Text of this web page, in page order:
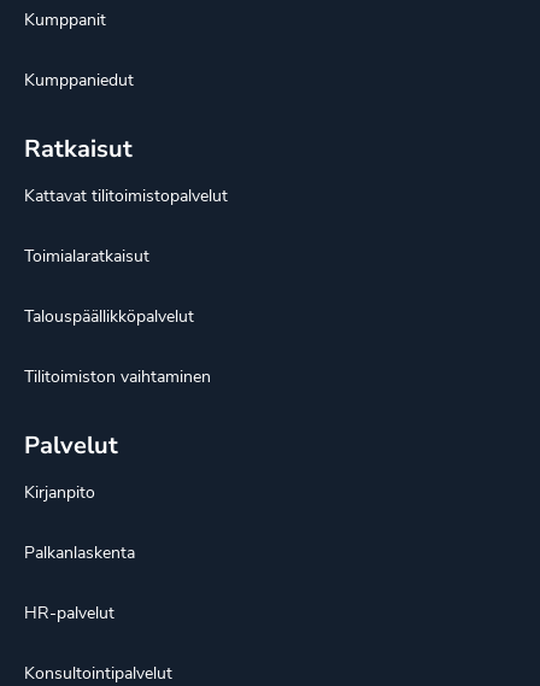
Kumppanit
Kumppaniedut
Ratkaisut
Kattavat tilitoimistopalvelut
Toimialaratkaisut
Talouspäällikköpalvelut
Tilitoimiston vaihtaminen
Palvelut
Kirjanpito
Palkanlaskenta
HR-palvelut
Konsultointipalvelut